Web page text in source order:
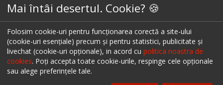
Mai întâi desertul. Cookie? 🍪
Folosim cookie-uri pentru funcționarea corectă a site-ului
(cookie-uri esențiale) precum și pentru statistici, publicitate și
livechat (cookie-uri opționale), in acord cu politica noastra de
cookies. Poți accepta toate cookie-urile, respinge cele opționale
sau alege preferințele tale.